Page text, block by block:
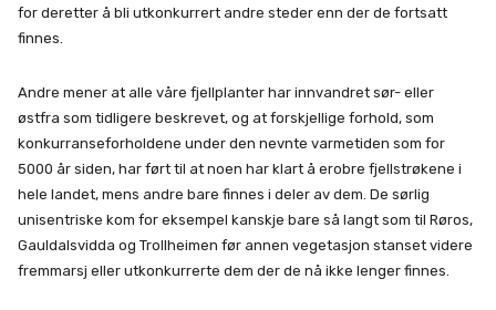
for deretter å bli utkonkurrert andre steder enn der de fortsatt
finnes.
Andre mener at alle våre fjellplanter har innvandret sør- eller
østfra som tidligere beskrevet, og at forskjellige forhold, som
konkurranseforholdene under den nevnte varmetiden som for
5000 år siden, har ført til at noen har klart å erobre fjellstrøkene i
hele landet, mens andre bare finnes i deler av dem. De sørlig
unisentriske kom for eksempel kanskje bare så langt som til Røros,
Gauldalsvidda og Trollheimen før annen vegetasjon stanset videre
fremmarsj eller utkonkurrerte dem der de nå ikke lenger finnes.